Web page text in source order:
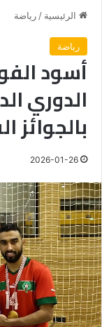
الرئيسية / رياضة
رياضة
أسود
الدوري
بالجوائز
2026-01-26